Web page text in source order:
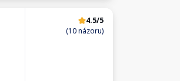
4.5/5
(10 názoru)